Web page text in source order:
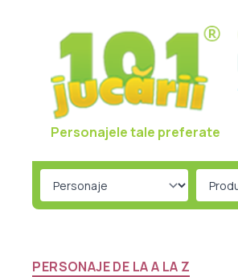
Personajele tale preferate
PERSONAJE DE LA A LA Z